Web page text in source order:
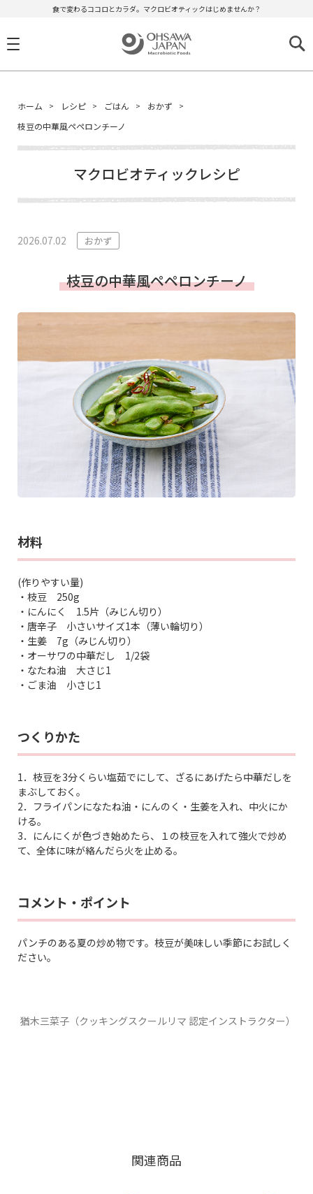
食で変わるココロとカラダ。マクロビオティックはじめませんか？
ホーム レシピ ごはん
おかず
枝豆の中華風ペペロンチーノ
マクロビオティックレシピ
2026.07.02 おかず
枝豆の中華風ペペロンチーノ
材料
(作りやすい量)
・枝豆 250g
・にんにく 1.5片（みじん切り）
・唐辛子 小さいサイズ1本（薄い輪切り）
・生姜 7g（みじん切り）
・オーサワの中華だし 1/2袋
・なたね油 大さじ1
・ごま油 小さじ1
つくりかた
1．枝豆を3分くらい塩茹でにして、ざるにあげたら中華だしを
まぶしておく。
2．フライパンになたね油・にんのく・生姜を入れ、中火にか
ける。
3．にんにくが色づき始めたら、１の枝豆を入れて強火で炒め
て、全体に味が絡んだら火を止める。
コメント・ポイント
パンチのある夏の炒め物です。枝豆が美味しい季節にお試しく
ださい。
猶木三菜子（クッキングスクールリマ 認定インストラクター）
関連商品